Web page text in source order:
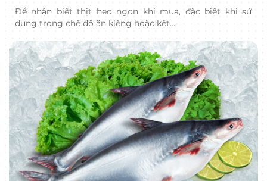
Để nhận biết thịt heo ngon khi mua, đặc biệt khi sử
dụng trong chế độ ăn kiêng hoặc kết…